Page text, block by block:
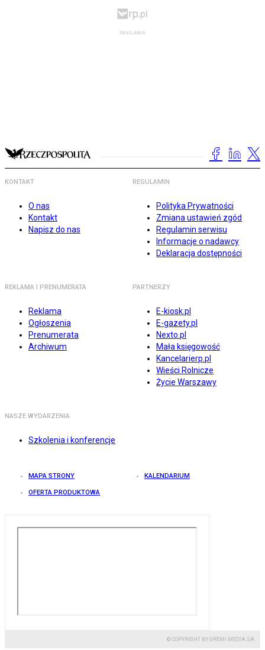
KONTAKT
O nas
Kontakt
Napisz do nas
REGULAMIN
Polityka Prywatności
Zmiana ustawień zgód
Regulamin serwisu
Informacje o nadawcy
Deklaracja dostępności
REKLAMA I PRENUMERATA
Reklama
Ogłoszenia
Prenumerata
Archiwum
PARTNERZY
E-kiosk.pl
E-gazety.pl
Nexto.pl
Mała księgowość
Kancelarierp.pl
Wieści Rolnicze
Życie Warszawy
NASZE WYDARZENIA
Szkolenia i konferencje
MAPA STRONY KALENDARIUM
OFERTA PRODUKTOWA
© COPYRIGHT BY GREMI MEDIA SA